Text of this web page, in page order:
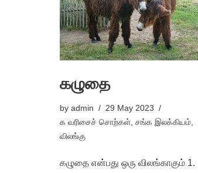
கழுதை
by admin
29 May 2023
க வரிசைச் சொற்கள், சங்க இலக்கியம்,
விலங்கு
கழுதை என்பது ஒரு விலங்காகும் 1.